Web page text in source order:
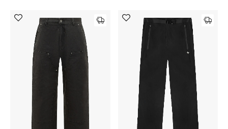
النساء
الأطفال
مستلزمات المنزل